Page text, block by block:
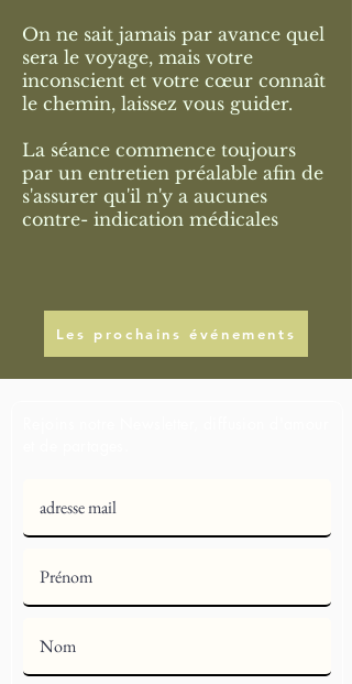
On ne sait jamais par avance quel
sera le voyage, mais votre
inconscient et votre cœur connaît
le chemin, laissez vous guider.
La séance commence toujours
par un entretien préalable afin de
s'assurer qu'il n'y a aucunes
contre- indication médicales
Les prochains événements